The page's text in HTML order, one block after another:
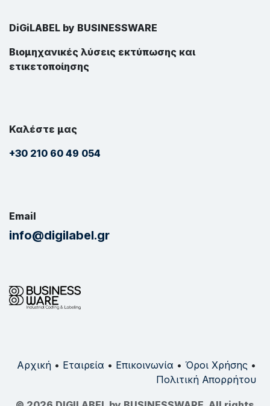
DiGiLABEL by BUSINESSWARE
Βιομηχανικές λύσεις εκτύπωσης και
ετικετοποίησης
Καλέστε μας
+30 210 60 49 054
Email
info@digilabel.gr
Αρχική • Εταιρεία • Επικοινωνία • Όροι Χρήσης •
Πολιτική Απορρήτου